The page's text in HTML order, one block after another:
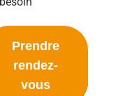
Prendre
rendez-
vous